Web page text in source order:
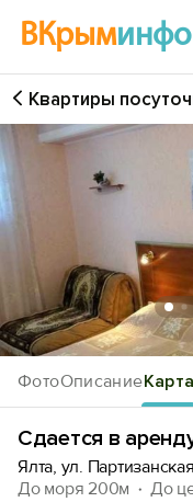
ВКрыминфо
Войти
Добавить
ФотоОписаниеКарта
Квартиры
Сдается в
Ялта, ул.
До моря 200м
До